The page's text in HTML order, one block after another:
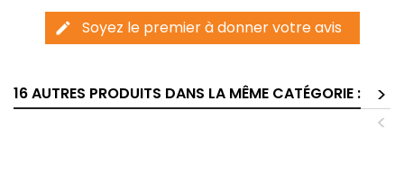
edit Soyez le premier à donner votre avis
16 AUTRES PRODUITS DANS LA MÊME CATÉGORIE :
>
<